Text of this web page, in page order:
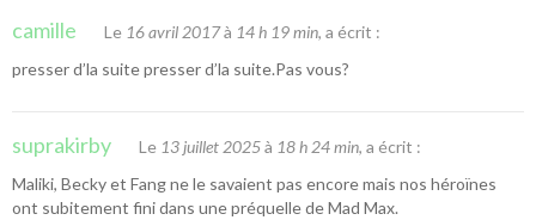
camille Le 16 avril 2017à 14 h 19 min, a écrit :
presser d’la suite presser d’la suite.Pas vous?
suprakirby Le 13 juillet 2025à 18 h 24 min, a écrit :
Maliki, Becky et Fang ne le savaient pas encore mais nos héroïnes
ont subitement fini dans une préquelle de Mad Max.